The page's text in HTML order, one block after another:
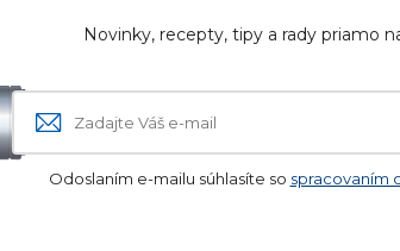
Novinky, recepty, tipy a rady priamo
Odoslaním e-mailu súhlasíte so spracovaním